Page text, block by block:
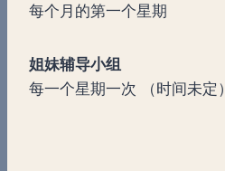
每个月的第一个星期
姐妹辅导小组
每一个星期一次 （时间未定）